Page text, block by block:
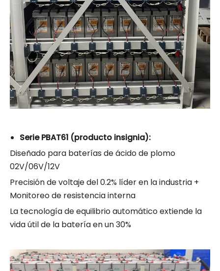
Serie PBAT61 (producto insignia):
Diseñado para baterías de ácido de plomo
02V/06V/12V
Precisión de voltaje del 0.2% líder en la industria +
Monitoreo de resistencia interna
La tecnología de equilibrio automático extiende la
vida útil de la batería en un 30%